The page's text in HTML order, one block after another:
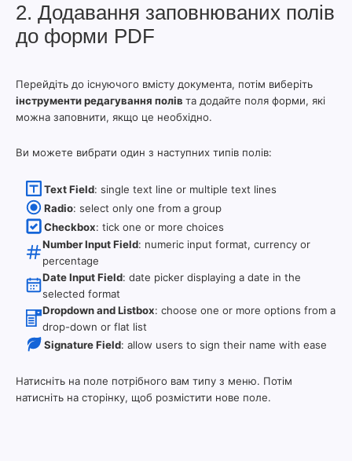
2. Додавання заповнюваних полів
до форми PDF
Перейдіть до існуючого вмісту документа, потім виберіть
інструменти редагування полів та додайте поля форми, які
можна заповнити, якщо це необхідно.
Ви можете вибрати один з наступних типів полів:
Text Field: single text line or multiple text lines
Radio: select only one from a group
Checkbox: tick one or more choices
Number Input Field: numeric input format, currency or
percentage
Date Input Field: date picker displaying a date in the
selected format
Dropdown and Listbox: choose one or more options from a
drop-down or flat list
Signature Field: allow users to sign their name with ease
Натисніть на поле потрібного вам типу з меню. Потім
натисніть на сторінку, щоб розмістити нове поле.